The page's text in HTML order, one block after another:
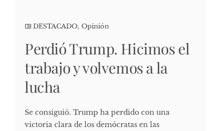
DESTACADO, Opinión
Perdió Trump. Hicimos el
trabajo y volvemos a la
lucha
Se consiguió. Trump ha perdido con una
victoria clara de los demócratas en las